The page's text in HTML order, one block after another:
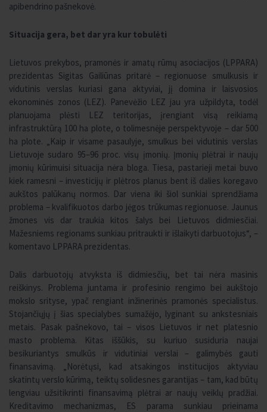
apibendrino pašnekovė.
Situacija gera, bet dar yra kur tobulėti
Lietuvos prekybos, pramonės ir amatų rūmų asociacijos (LPPARA)
prezidentas Sigitas Gailiūnas pritarė – regionuose smulkusis ir
vidutinis verslas kuriasi gana aktyviai, jį domina ir laisvosios
ekonominės zonos (LEZ). Panevėžio LEZ jau yra užpildyta, todėl
planuojama plėsti LEZ teritorijas, įrengiant visą reikiamą
infrastruktūrą 100 ha plote, o tolimesnėje perspektyvoje – dar 500
ha plote. „Kaip ir visame pasaulyje, smulkus bei vidutinis verslas
Lietuvoje sudaro 95–96 proc. visų įmonių. Įmonių plėtrai ir naujų
įmonių kūrimuisi situacija nėra bloga. Tiesa, pastarieji metai buvo
kiek ramesni – investicijų ir plėtros planus bent iš dalies koregavo
aukštos palūkanų normos. Dar viena iki šiol sunkiai sprendžiama
problema – kvalifikuotos darbo jėgos trūkumas regionuose. Jaunus
žmones vis dar traukia kitos šalys bei Lietuvos didmiesčiai.
Mažesniems regionams sunkiau pritraukti ir išlaikyti darbuotojus“, –
komentavo LPPARA prezidentas.
Dalis darbuotojų atvyksta iš didmiesčių, bet tai nėra masinis
reiškinys. Problema juntama ir profesinio rengimo bei aukštojo
mokslo srityse, ypač rengiant inžinerinės pramonės specialistus.
Stojančiųjų į šias specialybes sumažėjo, lyginant su ankstesniais
metais. Pasak pašnekovo, tai – visos Lietuvos ir net platesnio
masto problema. Kitas iššūkis, su kuriuo susiduria naujai
besikuriantys smulkūs ir vidutiniai verslai – galimybės gauti
finansavimą. „Norėtųsi, kad atsakingos institucijos aktyviau
skatintų verslo kūrimą, teiktų solidesnes garantijas – tam, kad būtų
lengviau užsitikrinti finansavimą plėtrai ar naujų veiklų pradžiai.
Kreditavimo mechanizmas, ES parama sunkiau prieinama